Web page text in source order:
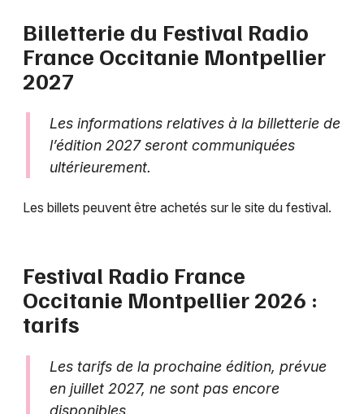
Billetterie du Festival Radio
France Occitanie Montpellier
2027
Les informations relatives à la billetterie de
l’édition 2027 seront communiquées
ultérieurement.
Les billets peuvent être achetés sur le site du festival.
Festival Radio France
Occitanie Montpellier 2026 :
tarifs
Les tarifs de la prochaine édition, prévue
en juillet 2027, ne sont pas encore